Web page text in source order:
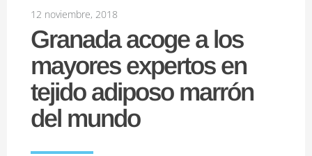
12 noviembre, 2018
Granada acoge a los
mayores expertos en
tejido adiposo marrón
del mundo